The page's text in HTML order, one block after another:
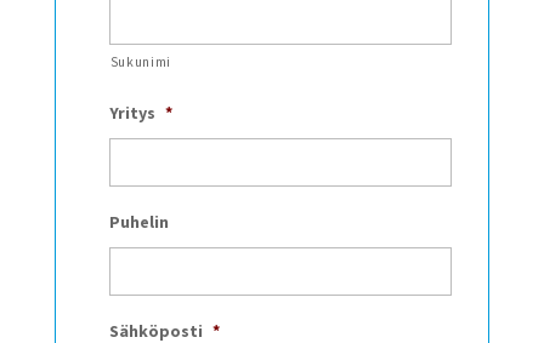
Sukunimi
Yritys *
Puhelin
Sähköposti *